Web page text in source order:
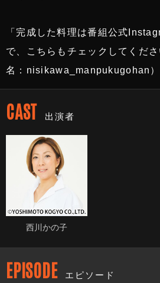
「完成した料理は番組公式
で、こちらもチェックしてくだ
名：nisikawa_manpukugohan）
CAST 出演者
西川かの子
EPISODE エピソード